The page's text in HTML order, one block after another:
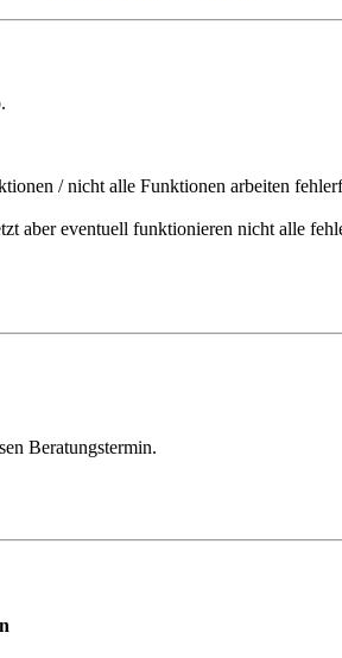
/ nicht alle Funktionen arbeiten
aber eventuell funktionieren nicht alle
Beratungstermin.